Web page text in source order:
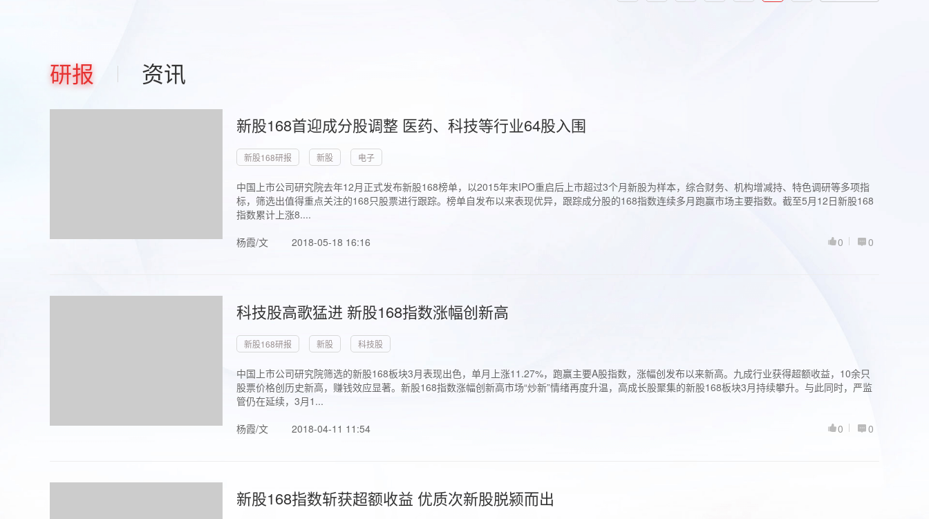
研报 资讯
新股168首迎成分股调整 医药、科技等行业64股入围
新股168研报 新股 电子
中国上市公司研究院去年12月正式发布新股168榜单，以2015年末IPO重启后上市超过3个月新股为样本，综合财务、机构增减持、特色调研等多项指
标，筛选出值得重点关注的168只股票进行跟踪。榜单自发布以来表现优异，跟踪成分股的168指数连续多月跑赢市场主要指数。截至5月12日新股168
指数累计上涨8....
杨霞/文
2018-05-18 16:16 0
0
科技股高歌猛进 新股168指数涨幅创新高
新股168研报 新股 科技股
中国上市公司研究院筛选的新股168板块3月表现出色，单月上涨11.27%，跑赢主要A股指数，涨幅创发布以来新高。九成行业获得超额收益，10余只
股票价格创历史新高，赚钱效应显著。新股168指数涨幅创新高市场“炒新”情绪再度升温，高成长股聚集的新股168板块3月持续攀升。与此同时，严监
管仍在延续，3月1...
杨霞/文
2018-04-11 11:54 0
0
新股168指数斩获超额收益 优质次新股脱颍而出